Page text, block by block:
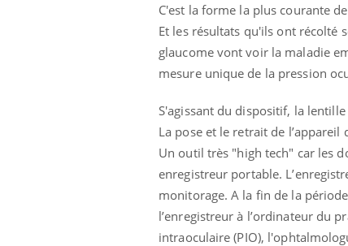
C'est la forme la plus courante
Et les résultats qu'ils ont récolté
glaucome vont voir la maladie
mesure unique de la pression
S'agissant du dispositif, la
La pose et le retrait de
Un outil très "high tech" car les
enregistreur portable.
monitorage. A la fin de la
l’enregistreur à l’ordinateur du
intraoculaire (PIO),
Diabète & Ramadan 2026Youtube
Le Ramadan approche, et, pour de
nombreuses personnes atteintes de
défis, mais ...